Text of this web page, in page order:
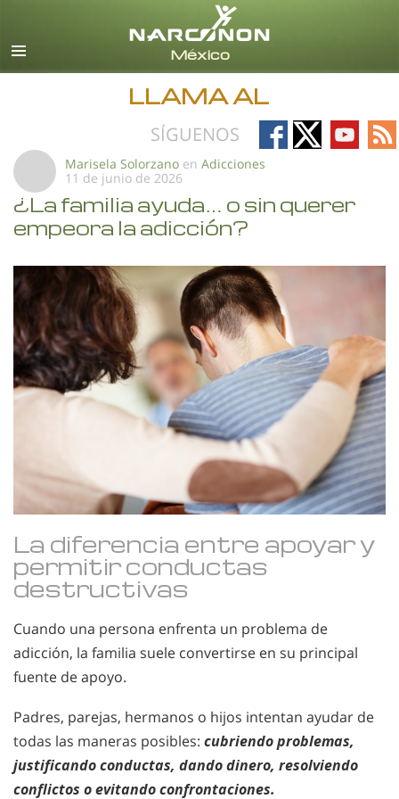
Español
Todas las Regiones/Idiomas
LLAMA AL
SÍGUENOS
Follow
on
Follow
on
Follow
on
on
Marisela Solorzano en Adicciones
11 de junio de 2026
¿La familia ayuda… o sin querer
empeora la adicción?
La diferencia entre apoyar y
permitir conductas
destructivas
Cuando una persona enfrenta un problema de
adicción, la familia suele convertirse en su principal
fuente de apoyo.
Padres, parejas, hermanos o hijos intentan ayudar de
todas las maneras posibles: cubriendo problemas,
justificando conductas, dando dinero, resolviendo
conflictos o evitando confrontaciones.